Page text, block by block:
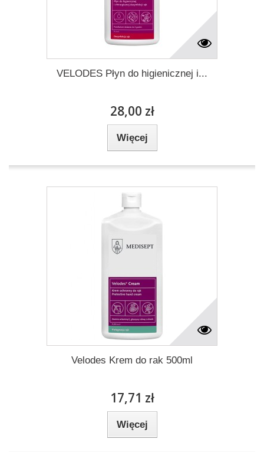
VELODES Płyn do higienicznej i...
28,00 zł
Więcej
Velodes Krem do rak 500ml
17,71 zł
Więcej